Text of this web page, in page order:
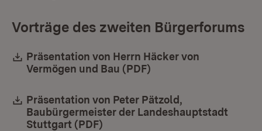
Vorträge des zweiten Bürgerforums
Download:
Präsentation von Herrn Häcker von
Vermögen und Bau (PDF)
Download:
Präsentation von Peter Pätzold,
Baubürgermeister der Landeshauptstadt
Stuttgart (PDF)